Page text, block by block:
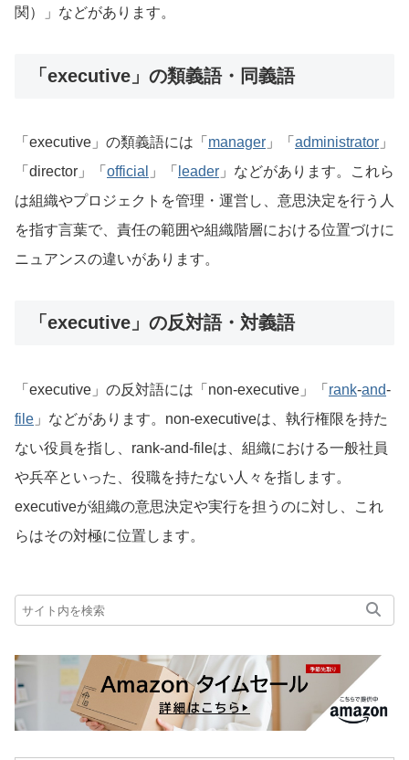
関）」などがあります。
「executive」の類義語・同義語
「executive」の類義語には「 manager 」「 administrator 」
「director」「 official 」「 leader 」などがあります。これら
は組織やプロジェクトを管理・運営し、意思決定を行う人
を指す言葉で、責任の範囲や組織階層における位置づけに
ニュアンスの違いがあります。
「executive」の反対語・対義語
「executive」の反対語には「non-executive」「 rank-and-
file 」などがあります。non-executiveは、執行権限を持た
ない役員を指し、rank-and-fileは、組織における一般社員
や兵卒といった、役職を持たない人々を指します。
executiveが組織の意思決定や実行を担うのに対し、これ
らはその対極に位置します。